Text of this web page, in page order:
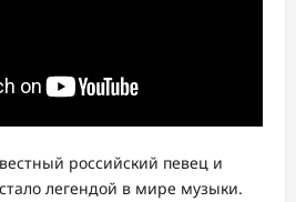
российский певец и
легендой в мире музыки.